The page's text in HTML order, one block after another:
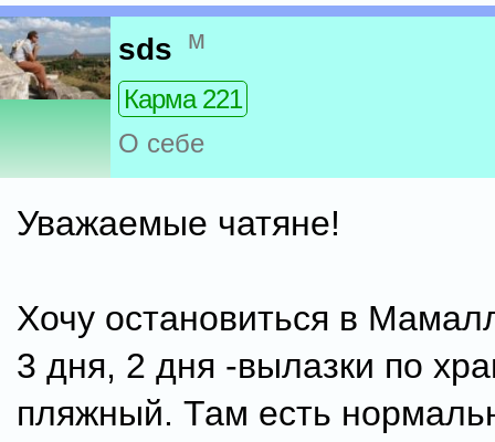
sds м
Карма 221
О себе
Уважаемые чатяне!
Хочу остановиться в
3 дня, 2 дня -вылазки по
пляжный. Там есть